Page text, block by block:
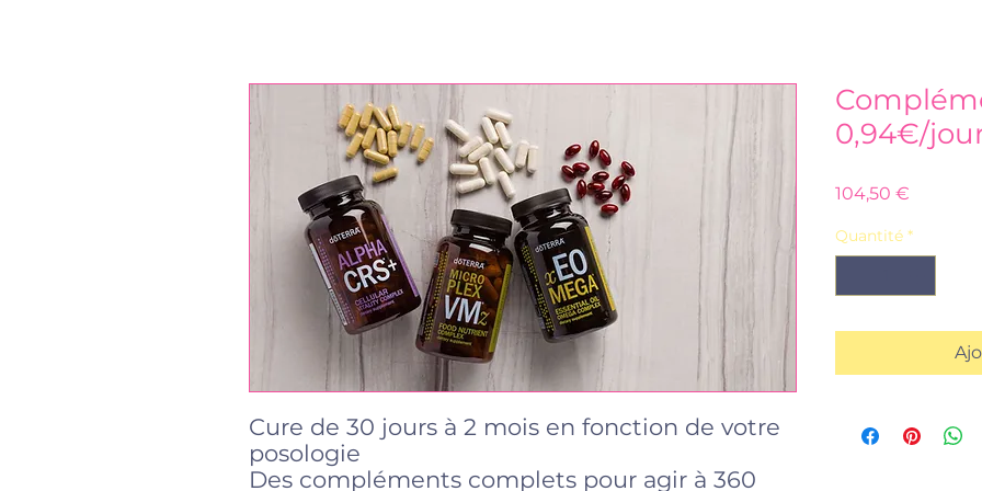
Cure de 30 jours à 2 mois en fonction de votre
posologie
Des compléments complets pour agir à 360
0,94€/
104,50 €
Quantité *